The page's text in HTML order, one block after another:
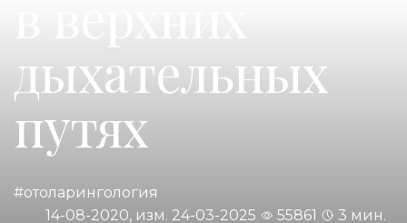
дыхательных
путях
#отоларингология
14-08-2020, изм. 24-03-2025
55861 3 мин.